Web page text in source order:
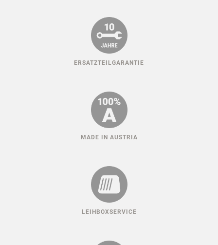
ERSATZTEILGARANTIE
MADE IN AUSTRIA
LEIHBOXSERVICE